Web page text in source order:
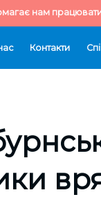
нам працювати
Контакти